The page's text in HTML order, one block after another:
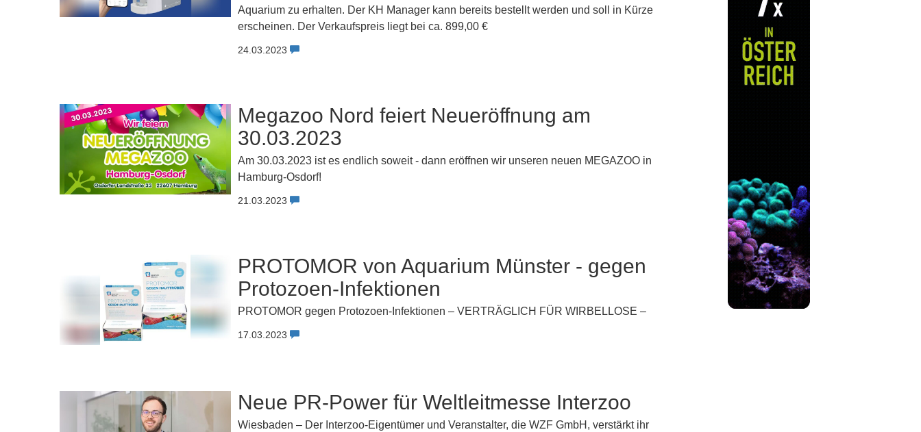
Aquarium zu erhalten. Der KH Manager kann bereits bestellt werden und soll in Kürze
erscheinen. Der Verkaufspreis liegt bei ca. 899,00 €
24.03.2023
Megazoo Nord feiert Neueröffnung am
30.03.2023
Am 30.03.2023 ist es endlich soweit - dann eröffnen wir unseren neuen MEGAZOO in
Hamburg-Osdorf!
21.03.2023
PROTOMOR von Aquarium Münster - gegen
Protozoen-Infektionen
PROTOMOR gegen Protozoen-Infektionen – VERTRÄGLICH FÜR WIRBELLOSE –
17.03.2023
Neue PR-Power für Weltleitmesse Interzoo
Wiesbaden – Der Interzoo-Eigentümer und Veranstalter, die WZF GmbH, verstärkt ihr